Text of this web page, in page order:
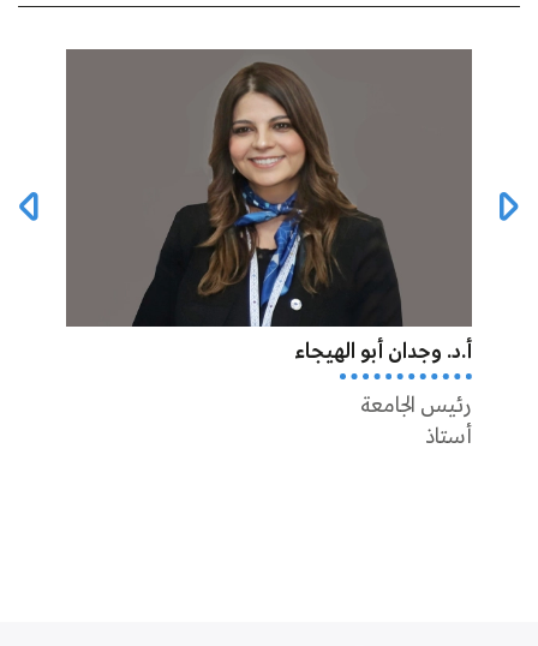
أ.د. وجدان أبو الهيجاء
رئيس الجامعة
أستاذ